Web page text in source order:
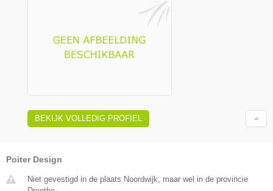
BEKIJK VOLLEDIG PROFIEL
Poiter Design
Niet gevestigd in de plaats Noordwijk, maar wel in de provincie